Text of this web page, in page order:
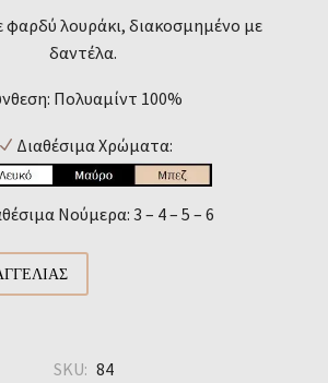
λουράκι, διακοσμημένο με
δαντέλα.
Πολυαμίντ 100%
Διαθέσιμα Χρώματα:
Νούμερα: 3 – 4 – 5 – 6
SKU: 84